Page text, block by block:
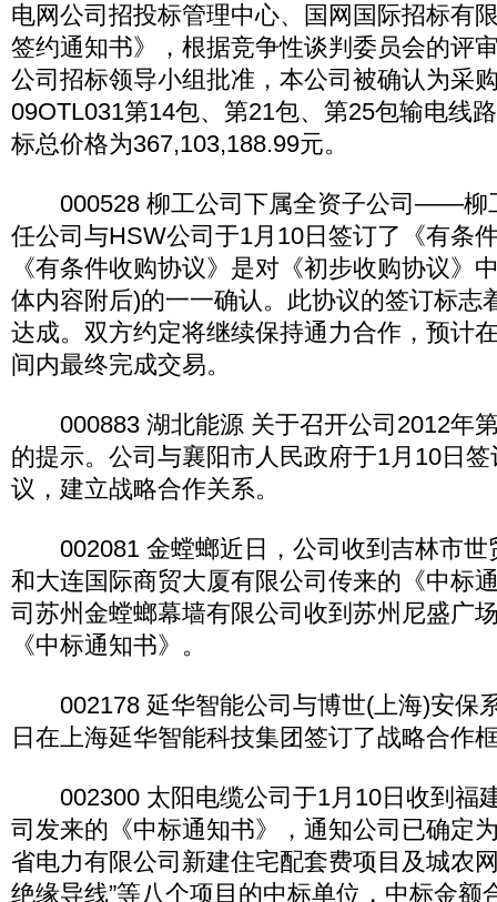
电网公司招投标管理中心、国网国际招标有
签约通知书》，根据竞争性谈判委员会的评
公司招标领导小组批准，本公司被确认为采
09OTL031第14包、第21包、第25包输电线
标总价格为367,103,188.99元。
000528 柳工公司下属全资子公司——柳
任公司与HSW公司于1月10日签订了《有条
《有条件收购协议》是对《初步收购协议》
体内容附后)的一一确认。此协议的签订标志
达成。双方约定将继续保持通力合作，预计
间内最终完成交易。
000883 湖北能源 关于召开公司2012年
的提示。公司与襄阳市人民政府于1月10日
议，建立战略合作关系。
002081 金螳螂近日，公司收到吉林市世
和大连国际商贸大厦有限公司传来的《中标
司苏州金螳螂幕墙有限公司收到苏州尼盛广
《中标通知书》。
002178 延华智能公司与博世(上海)安保
日在上海延华智能科技集团签订了战略合作
002300 太阳电缆公司于1月10日收到福
司发来的《中标通知书》，通知公司已确定
省电力有限公司新建住宅配套费项目及城农
绝缘导线”等八个项目的中标单位，中标金额